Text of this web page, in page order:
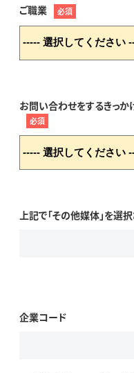
ご職業 必須
お問い合わせをするきっか
必須
上記で「その他媒体」を選
企業コード